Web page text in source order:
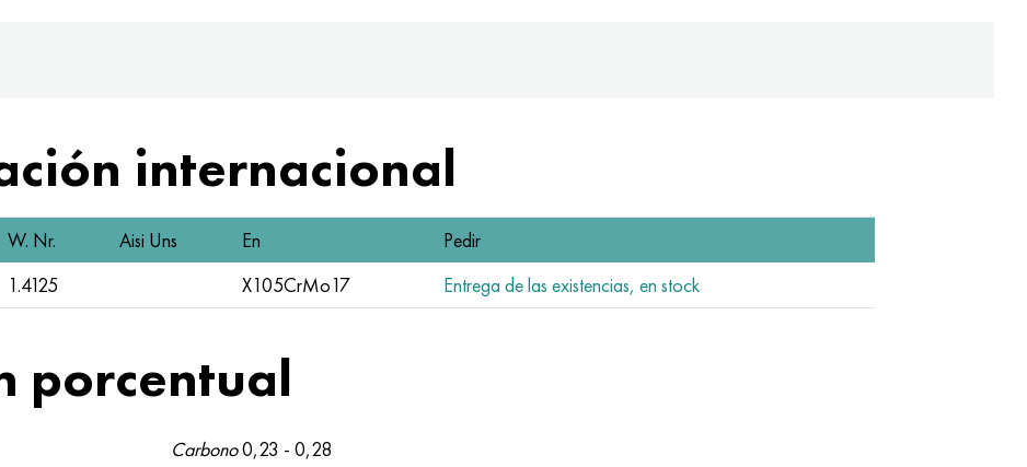
internacional
W. Nr. Aisi Uns En
Pedir
1.4125
X105CrMo17 Entrega de las existencias, en stock
porcentual
Carbono0,23 - 0,28